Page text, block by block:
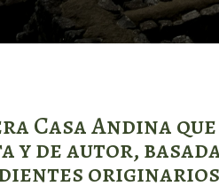
Casa Andina
y de autor,
originarios